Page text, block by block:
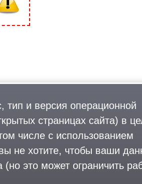
тип и версия операционной
страницах сайта) в
числе с использованием
не хотите, чтобы ваши
это может ограничить